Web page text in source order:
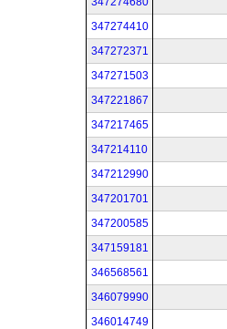
347274410
347272371
347271503
347221867
347217465
347214110
347212990
347201701
347200585
347159181
346568561
346079990
346014749